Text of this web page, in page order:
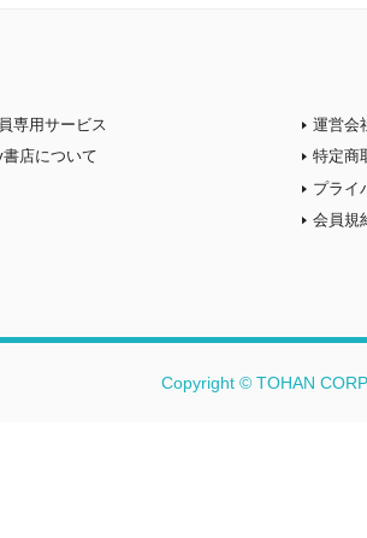
専用サービス
書店について
運営会
特定商
プライ
会員規
Copyright © TOHAN